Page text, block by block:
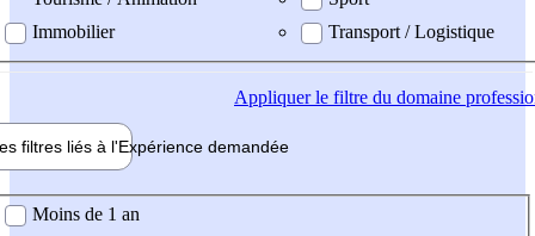
Immobilier
Transport / Logistique
Appliquerle filtre du domaine
filtres liés à l'Expérience demandée
demandée
Moins de 1 an